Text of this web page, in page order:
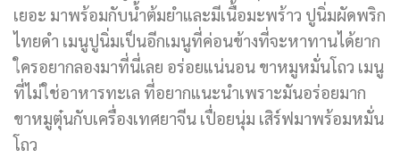
เยอะ มาพร้อมกับน้ำต้มยำและมีเนื้อมะพร้าว ปูนิ่มผัดพริก
ไทยดำ เมนูปูนิ่มเป็นอีกเมนูที่ค่อนข้างที่จะหาทานได้ยาก
ใครอยากลองมาที่นี่เลย อร่อยแน่นอน ขาหมูหมั่นโถว เมนู
ที่ไม่ใช่อาหารทะเล ที่อยากแนะนำเพราะมันอร่อยมาก
ขาหมูตุ๋นกับเครื่องเทศยาจีน เปื่อยนุ่ม เสิร์ฟมาพร้อมหมั่น
โถว